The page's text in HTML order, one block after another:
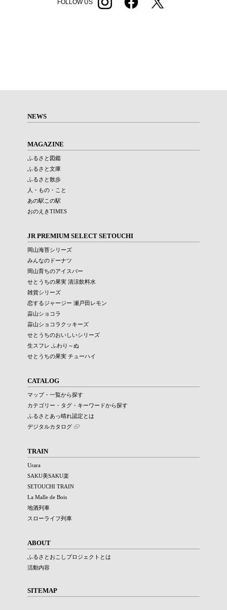
FOLLOW US
NEWS
MAGAZINE
ふるさと図鑑
ふるさと文庫
ふるさと散歩
人・もの・こと
あの駅この駅
おのえきTIMES
JR PREMIUM SELECT SETOUCHI
岡山海苔シリーズ
みんなのドーナツ
岡山育ちのアイスバー
せとうちの果実 清涼飲料水
雑貨シリーズ
恋するジャージー 瀬戸田レモン
蒜山ショコラ
蒜山ショコラクッキーズ
せとうちのおいしいシリーズ
生スフレ ふわり～ぬ
せとうちの果実 チューハイ
CATALOG
マップ・一覧から探す
カテゴリー・タグ・キーワードから探す
ふるさとあっ晴れ認定とは
デジタルカタログ
TRAIN
Urara
SAKU美SAKU楽
SETOUCHI TRAIN
La Malle de Bois
地酒列車
スローライフ列車
ABOUT
ふるさとおこしプロジェクトとは
活動内容
SITEMAP